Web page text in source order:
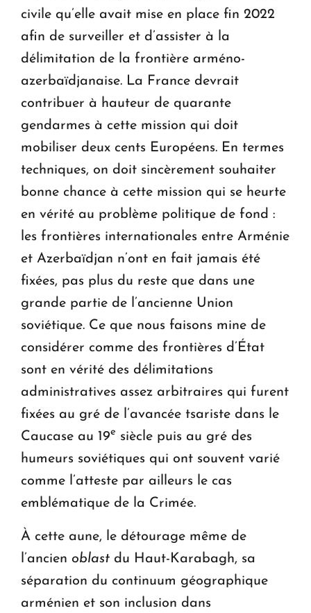
civile qu’elle avait mise en place fin 2022
afin de surveiller et d’assister à la
délimitation de la frontière arméno-
azerbaïdjanaise. La France devrait
contribuer à hauteur de quarante
gendarmes à cette mission qui doit
mobiliser deux cents Européens. En termes
techniques, on doit sincèrement souhaiter
bonne chance à cette mission qui se heurte
en vérité au problème politique de fond :
les frontières internationales entre Arménie
et Azerbaïdjan n’ont en fait jamais été
fixées, pas plus du reste que dans une
grande partie de l’ancienne Union
soviétique. Ce que nous faisons mine de
considérer comme des frontières d’État
sont en vérité des délimitations
administratives assez arbitraires qui furent
fixées au gré de l’avancée tsariste dans le
Caucase au 19e siècle puis au gré des
humeurs soviétiques qui ont souvent varié
comme l’atteste par ailleurs le cas
emblématique de la Crimée.
À cette aune, le détourage même de
l’ancien oblast du Haut-Karabagh, sa
séparation du continuum géographique
arménien et son inclusion dans